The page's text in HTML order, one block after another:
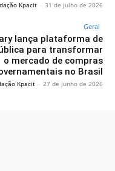
Kpacit - 31 de julho de 2026
Geral
lança plataforma de
para transformar
o mercado de compras
no Brasil
Kpacit - 27 de junho de 2026